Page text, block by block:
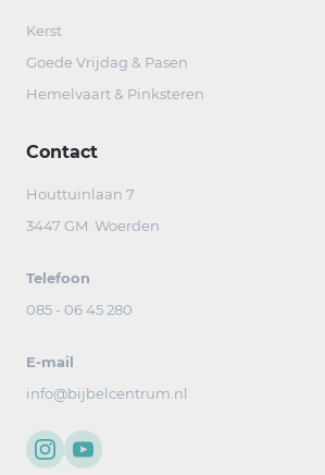
Kerst
Goede Vrijdag & Pasen
Hemelvaart & Pinksteren
Contact
Houttuinlaan 7
3447 GM Woerden
Telefoon
085 - 06 45 280
E-mail
info@bijbelcentrum.nl